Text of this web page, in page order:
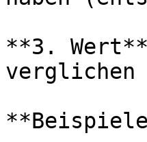
**3.
verglichen